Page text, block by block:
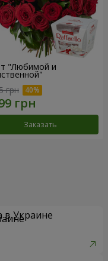
"Любимой и
грн
Заказать
в Украине